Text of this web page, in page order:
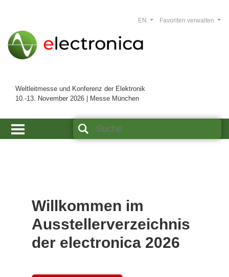
Weltleitmesse und Konferenz der Elektronik
10.-13. November 2026 | Messe München
Favoriten verwalten
EN
Willkommen im
Ausstellerverzeichnis
der electronica 2026